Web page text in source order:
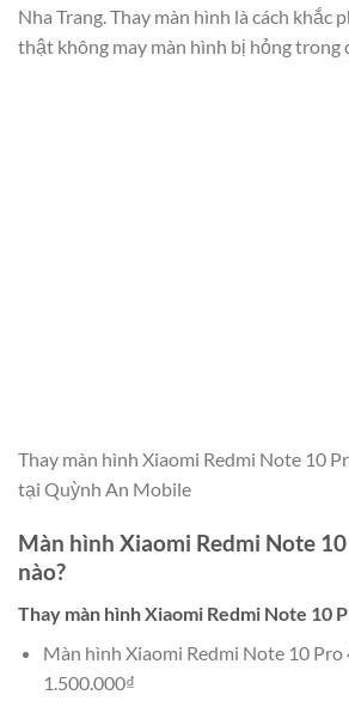
Nha Trang. Thay màn hình là cách khắc
thật không may màn hình bị hỏng trong
Thay màn hình Xiaomi Redmi Note 10
tại Quỳnh An Mobile
Màn hình Xiaomi Redmi Note
nào?
Thay màn hình Xiaomi Redmi Note 10
Màn hình Xiaomi Redmi Note 10
1.500.000₫